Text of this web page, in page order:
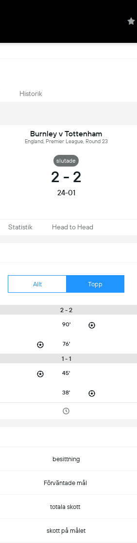
Historik
Burnley v Tottenham
England, Premier League, Round 23
slutade
2 - 2
24-01
Statistik Head to Head
Allt Topp
2 - 2
90'
76'
1 - 1
45'
38'
besittning
Förväntade mål
totala skott
skott på målet